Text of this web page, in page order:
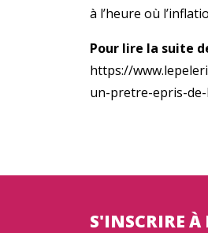
à l’heure où
Pour lire la suite
https://
un-pretre-epris-
S'INSCRIRE À